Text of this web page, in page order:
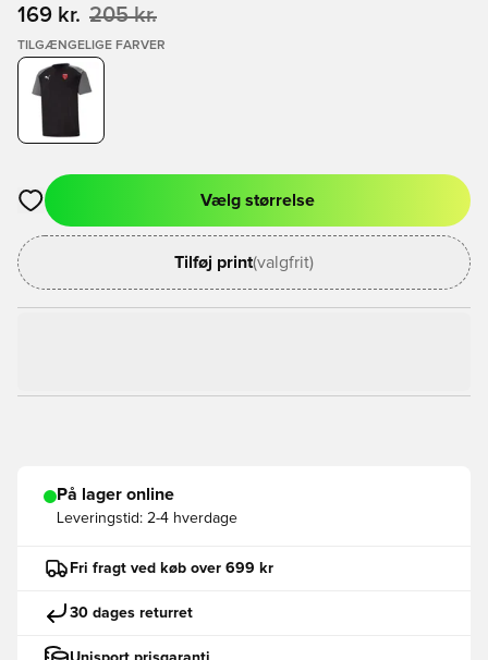
169 kr. 205 kr.
TILGÆNGELIGE FARVER
Åbner en Modal til at logge ind eller tilmelde dig som medlem
Vælg størrelse
Tilføj print(valgfrit)
På lager online
Leveringstid: 2-4 hverdage
Fri fragt ved køb over 699 kr
30 dages returret